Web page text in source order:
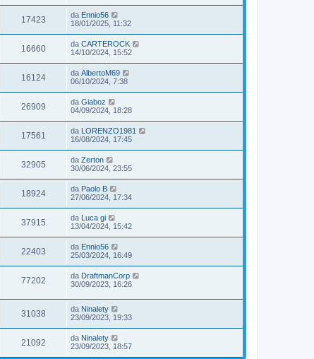
17423 da Ennio56
18/01/2025, 11:32
16660 da CARTEROCK
14/10/2024, 15:52
16124 da AlbertoM69
06/10/2024, 7:38
26909 da Giaboz
04/09/2024, 18:28
17561 da
LORENZO1981
16/08/2024, 17:45
32905 da Zerton
30/06/2024, 23:55
18924 da Paolo B
27/06/2024, 17:34
37915 da
Luca gi
13/04/2024, 15:42
22403 da Ennio56
25/03/2024, 16:49
77202 da DraftmanCorp
30/09/2023, 16:26
31038 da Ninalety
23/09/2023, 19:33
21092 da Ninalety
23/09/2023, 18:57